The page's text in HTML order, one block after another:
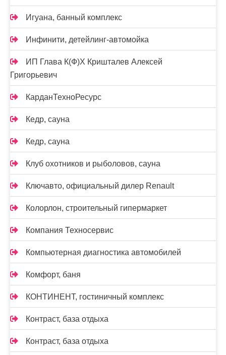
Игуана, банный комплекс
Инфинити, детейлинг-автомойка
ИП Глава К(Ф)Х Кришталев Алексей
Григорьевич
КарданТехноРесурс
Кедр, сауна
Кедр, сауна
Клуб охотников и рыболовов, сауна
Ключавто, официальный дилер Renault
Колорлон, строительный гипермаркет
Компания Техносервис
Компьютерная диагностика автомобилей
Комфорт, баня
КОНТИНЕНТ, гостиничный комплекс
Контраст, база отдыха
Контраст, база отдыха